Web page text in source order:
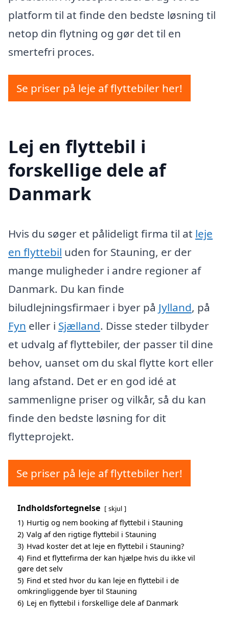
platform til at finde den bedste løsning til
netop din flytning og gør det til en
smertefri proces.
Se priser på leje af flyttebiler her!
Lej en flyttebil i
forskellige dele af
Danmark
Hvis du søger et pålideligt firma til at leje
en flyttebil uden for Stauning, er der
mange muligheder i andre regioner af
Danmark. Du kan finde
biludlejningsfirmaer i byer på Jylland, på
Fyn eller i Sjælland. Disse steder tilbyder
et udvalg af flyttebiler, der passer til dine
behov, uanset om du skal flytte kort eller
lang afstand. Det er en god idé at
sammenligne priser og vilkår, så du kan
finde den bedste løsning for dit
flytteprojekt.
Se priser på leje af flyttebiler her!
Indholdsfortegnelse skjul
1) Hurtig og nem booking af flyttebil i Stauning
2) Valg af den rigtige flyttebil i Stauning
3) Hvad koster det at leje en flyttebil i Stauning?
4) Find et flyttefirma der kan hjælpe hvis du ikke vil
gøre det selv
5) Find et sted hvor du kan leje en flyttebil i de
omkringliggende byer til Stauning
6) Lej en flyttebil i forskellige dele af Danmark